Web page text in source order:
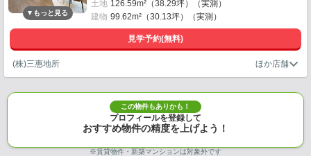
土地 126.59m²（38.29坪）（実測）
建物 99.62m²（30.13坪）（実測）
見学予約(無料)
(株)三惠地所
この物件もありかも！
プロフィールを登録して
おすすめ物件の精度を上げよう！
※賃貸物件・新築マンションは対象外です